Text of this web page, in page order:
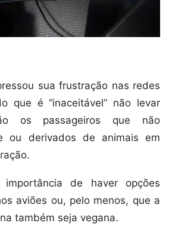
sua frustração nas redes
que é “inaceitável” não levar
os passageiros que não
ou derivados de animais em
de haver opções
aviões ou, pelo menos, que a
também seja vegana.